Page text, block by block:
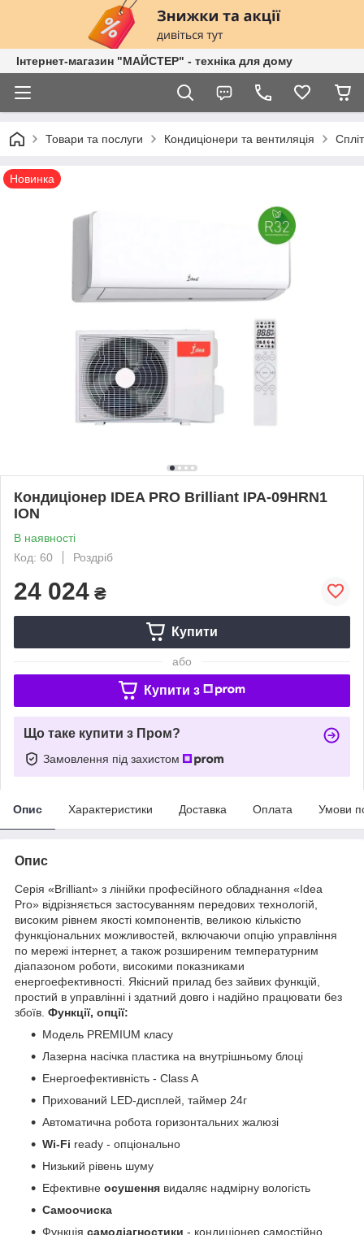
Інтернет-магазин "МАЙСТЕР" - техніка для дому
Товари та послуги Кондиціонери та вентиляція
Новинка
Кондиціонер IDEA PRO Brilliant IPA-09HRN1
ION
В наявності
Код: 60
Роздріб
24 024 ₴
Купити
або
Купити з
Що таке купити з Пром?
Замовлення під захистом
Опис Характеристики Доставка Оплата Умови
Опис
Серія «Brilliant» з лінійки професійного обладнання «Idea
Pro» відрізняється застосуванням передових технологій,
високим рівнем якості компонентів, великою кількістю
функціональних можливостей, включаючи опцію управління
по мережі інтернет, а також розширеним температурним
діапазоном роботи, високими показниками
енергоефективності. Якісний прилад без зайвих функцій,
простий в управлінні і здатний довго і надійно працювати без
збоїв. Функції, опції:
Модель PREMIUM класу
Лазерна насічка пластика на внутрішньому блоці
Енергоефективність - Class A
Прихований LED-дисплей, таймер 24г
Автоматична робота горизонтальних жалюзі
Wi-Fi ready - опціонально
Низький рівень шуму
Ефективне осушення видаляє надмірну вологість
Самоочиска
Функція самодіагностики - кондиціонер самостійно